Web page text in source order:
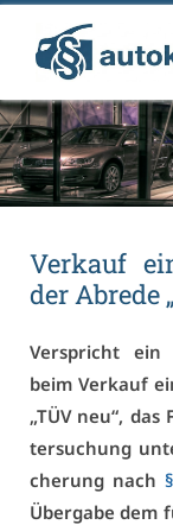
Ver­kauf
der Ab­re­de
Ver­spricht ein
beim Ver­kauf
„TÜV neu“,
ter­su­chung
che­rung nach
Über­ga­be